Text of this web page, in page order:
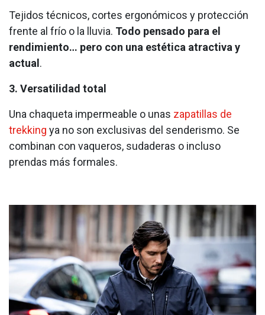
Tejidos técnicos, cortes ergonómicos y protección
frente al frío o la lluvia. Todo pensado para el
rendimiento… pero con una estética atractiva y
actual .
3. Versatilidad total
Una chaqueta impermeable o unas zapatillas de
trekking ya no son exclusivas del senderismo. Se
combinan con vaqueros, sudaderas o incluso
prendas más formales.